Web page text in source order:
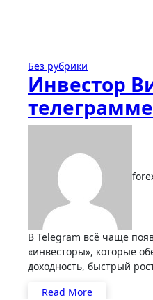
Без рубрики
Инвестор
В Telegram всё чаще появляются так называемые
«инвесторы», которые
доходность, быстрый
Read More